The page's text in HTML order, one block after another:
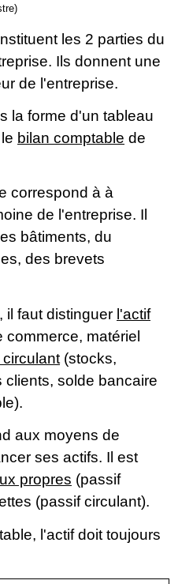
les 2 parties du
Ils donnent une
de l'entreprise.
la forme d'un tableau
bilan comptable de
correspond à à
de l'entreprise. Il
bâtiments, du
des brevets
il faut distinguer l'actif
commerce, matériel
circulant (stocks,
solde bancaire
aux moyens de
ses actifs. Il est
propres (passif
(passif circulant).
l'actif doit toujours